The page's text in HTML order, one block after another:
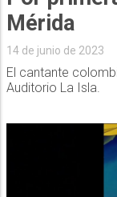
Mérida
14 de junio de 2023
El cantante
Auditorio La Isla.